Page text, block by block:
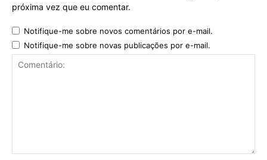
próxima vez que eu comentar.
Notifique-me sobre novos comentários por e-mail.
Notifique-me sobre novas publicações por e-mail.